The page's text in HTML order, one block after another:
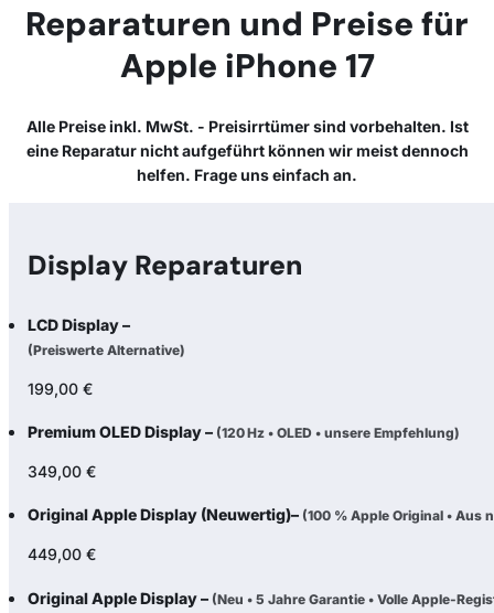
Reparaturen und Preise für
Apple iPhone 17
Alle Preise inkl. MwSt. - Preisirrtümer sind vorbehalten. Ist
eine Reparatur nicht aufgeführt können wir meist dennoch
helfen. Frage uns einfach an.
Display Reparaturen
LCD Display –
(Preiswerte Alternative)
199,00 €
Premium OLED Display – (120 Hz • OLED • unsere Empfehlung)
349,00 €
Original Apple Display (Neuwertig)– (100 % Apple Original • Aus
449,00 €
Original Apple Display – (Neu • 5 Jahre Garantie • Volle Apple-